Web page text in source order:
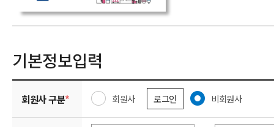
기본정보입력
회원사 구분* 회원사 로그인 비회원사